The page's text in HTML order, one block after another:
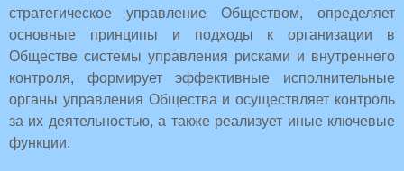
стратегическое управление Обществом, определяет
основные принципы и подходы к организации в
Обществе системы управления рисками и внутреннего
контроля, формирует эффективные исполнительные
органы управления Общества и осуществляет контроль
за их деятельностью, а также реализует иные ключевые
функции.